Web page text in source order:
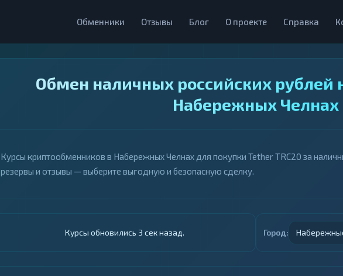
Обменники Отзывы Блог О проекте Справка
Обмен наличных российских рублей
Набережных Челнах
Курсы криптообменников в Набережных Челнах для покупки Tether TRC20 за
резервы и отзывы — выберите выгодную и безопасную сделку.
Курсы обновились 4 сек назад. Город: